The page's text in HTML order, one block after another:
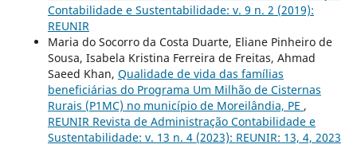
Contabilidade e Sustentabilidade: v. 9 n. 2 (2019):
REUNIR
Maria do Socorro da Costa Duarte, Eliane Pinheiro de
Sousa, Isabela Kristina Ferreira de Freitas, Ahmad
Saeed Khan, Qualidade de vida das famílias
beneficiárias do Programa Um Milhão de Cisternas
Rurais (P1MC) no município de Moreilândia, PE ,
REUNIR Revista de Administração Contabilidade e
Sustentabilidade: v. 13 n. 4 (2023): REUNIR: 13, 4, 2023